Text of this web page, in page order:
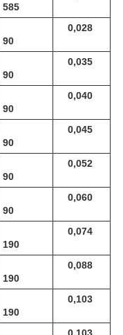
585
90
0,028
90
0,035
90
0,040
90
0,045
90
0,052
90
0,060
190
0,074
190
0,088
190
0,103
0,103